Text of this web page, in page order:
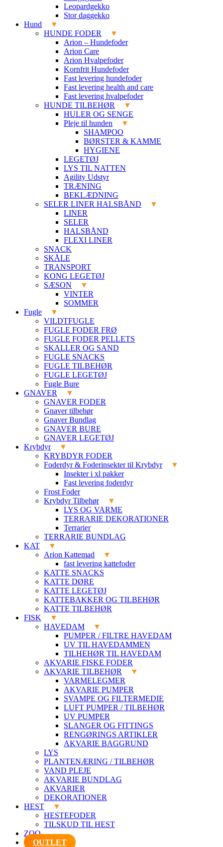
Leopardgekko
Stor daggekko
Hund
HUNDE FODER
Arion – Hundefoder
Arion Care
Arion Hvalpefoder
Kornfrit Hundefoder
Fast levering hundefoder
Fast levering health and care
Fast levering hvalpefoder
HUNDE TILBEHØR
HULER OG SENGE
Pleje til hunden
SHAMPOO
BØRSTER & KAMME
HYGIENE
LEGETØJ
LYS TIL NATTEN
Agility Udstyr
TRÆNING
BEKLÆDNING
SELER LINER HALSBÅND
LINER
SELER
HALSBÅND
FLEXI LINER
SNACK
SKÅLE
TRANSPORT
KONG LEGETØJ
SÆSON
VINTER
SOMMER
Fugle
VILDTFUGLE
FUGLE FODER FRØ
FUGLE FODER PELLETS
SKALLER OG SAND
FUGLE SNACKS
FUGLE TILBEHØR
FUGLE LEGETØJ
Fugle Bure
GNAVER
GNAVER FODER
Gnaver tilbehør
Gnaver Bundlag
GNAVER BURE
GNAVER LEGETØJ
Krybdyr
KRYBDYR FODER
Foderdyr & Foderinsekter til Krybdyr
Insekter i xl pakker
Fast levering foderdyr
Frost Foder
Krybdyr Tilbehør
LYS OG VARME
TERRARIE DEKORATIONER
Terrarier
TERRARIE BUNDLAG
KAT
Arion Kattemad
fast levering kattefoder
KATTE SNACKS
KATTE DØRE
KATTE LEGETØJ
KATTEBAKKER OG TILBEHØR
KATTE TILBEHØR
FISK
HAVEDAM
PUMPER / FILTRE HAVEDAM
UV TIL HAVEDAMMEN
TILHEHØR TIL HAVEDAM
AKVARIE FISKE FODER
AKVARIE TILBEHØR
VARMELEGMER
AKVARIE PUMPER
SVAMPE OG FILTERMEDIE
LUFT PUMPER / TILBEHØR
UV PUMPER
SLANGER OG FITTINGS
RENGØRINGS ARTIKLER
AKVARIE BAGGRUND
LYS
PLANTENÆRING / TILBEHØR
VAND PLEJE
AKVARIE BUNDLAG
AKVARIER
DEKORATIONER
HEST
HESTEFODER
TILSKUD TIL HEST
ZOO
OUTLET